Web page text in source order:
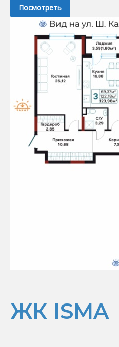
Посмотреть
ЖК ISMA